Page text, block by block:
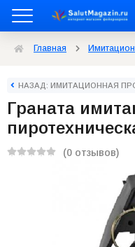
Главная
НАЗАД: ИМИТАЦИОННАЯ
Граната
(0 отзывов)